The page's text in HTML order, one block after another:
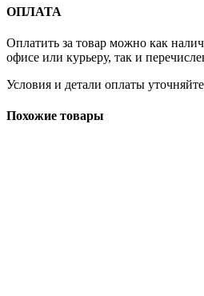
ОПЛАТА
Оплатить за товар можно как
офисе или курьеру, так и
Условия и детали оплаты
Похожие товары